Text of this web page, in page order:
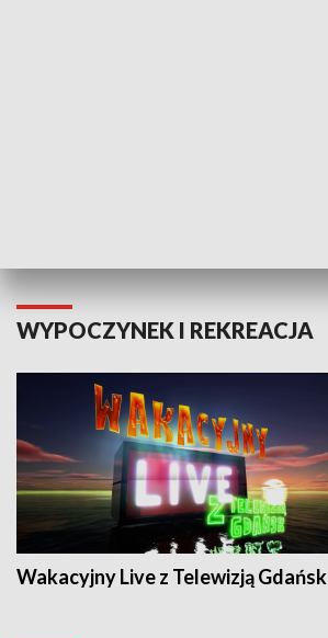
WYPOCZYNEK I REKREACJA
Wakacyjny Live z Telewizją Gdańsk